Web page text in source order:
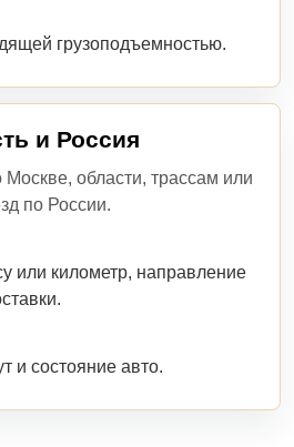
грузоподъемностью.
и Россия
области, трассам или
по России.
или километр, направление
и состояние авто.